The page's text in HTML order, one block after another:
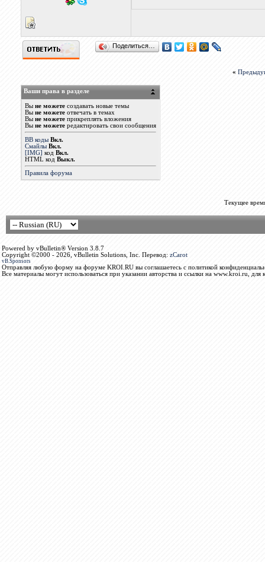
Поделиться…
«
Ваши права в разделе
Вы не можетесоздавать новые темы
Вы не можетеотвечать в темах
Вы не можетеприкреплять вложения
Вы не можетередактировать свои сообщения
BB коды Вкл.
Смайлы Вкл.
[IMG] код Вкл.
HTML код Выкл.
Правила форума
Текущее
Powered by vBulletin® Version 3.8.7
Copyright ©2000 - 2026, vBulletin Solutions, Inc. Перевод: zCarot
vB.Sponsors
Отправляя любую форму на форуме KROI.RU вы соглашаетесь с политикой
Все материалы могут использоваться при указании авторства и ссылки на www.kroi.ru, для